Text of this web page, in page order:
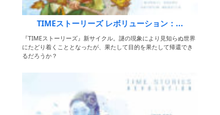
TIMEストーリーズ レボリューション：...
『TIMEストーリーズ』新サイクル。謎の現象により見知らぬ世界
にたどり着くこととなったが、果たして目的を果たして帰還でき
るだろうか？